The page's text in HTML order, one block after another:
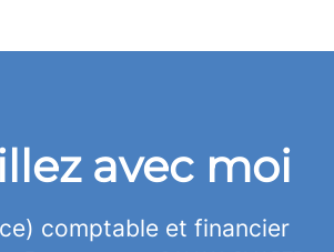
avec moi
comptable et financier